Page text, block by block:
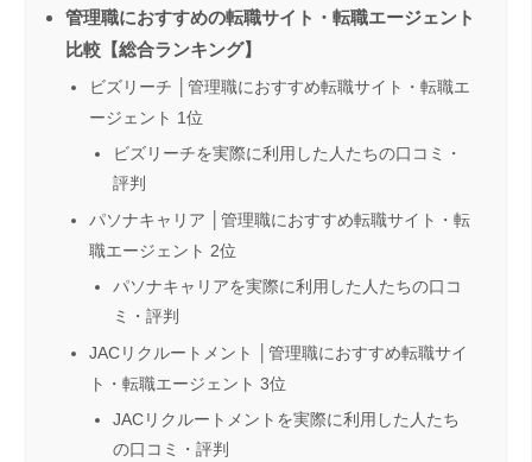
管理職におすすめの転職サイト・転職エージェント
比較【総合ランキング】
ビズリーチ │管理職におすすめ転職サイト・転職エ
ージェント 1位
ビズリーチを実際に利用した人たちの口コミ・
評判
パソナキャリア │管理職におすすめ転職サイト・転
職エージェント 2位
パソナキャリアを実際に利用した人たちの口コ
ミ・評判
JACリクルートメント │管理職におすすめ転職サイ
ト・転職エージェント 3位
JACリクルートメントを実際に利用した人たち
の口コミ・評判